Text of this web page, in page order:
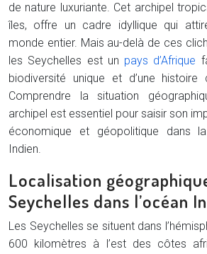
de nature luxuriante. Cet archipel
îles, offre un cadre idyllique qui
monde entier. Mais au-delà de ces
les Seychelles est un pays d’Afrique
biodiversité unique et d’une histoire
Comprendre la situation
archipel est essentiel pour saisir son
économique et géopolitique dans
Indien.
Localisation
Seychelles dans l’océan
Les Seychelles se situent dans
600 kilomètres à l’est des côtes